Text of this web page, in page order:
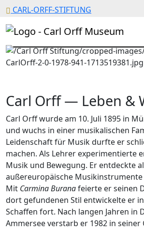
CARL-ORFF-STIFTUNG
Carl Orff — Leben &
Carl Orff wurde am 10. Juli 1895 in
und wuchs in einer musikalischen
Leidenschaft für Musik durfte er
machen. Als Lehrer experimentierte
Musik und Bewegung. Er entdeckte
außereuropäische
Mit Carmina Buranafeierte er seinen
dort gefundenen Stil entwickelte er
Schaffen fort. Nach langen Jahren in
Ammersee verstarb er 1982 in